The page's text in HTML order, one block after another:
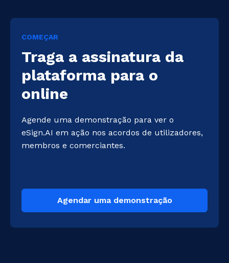
COMEÇAR
Traga a assinatura da
plataforma para o
online
Agende uma demonstração para ver o
eSign.AI em ação nos acordos de utilizadores,
membros e comerciantes.
Agendar uma demonstração